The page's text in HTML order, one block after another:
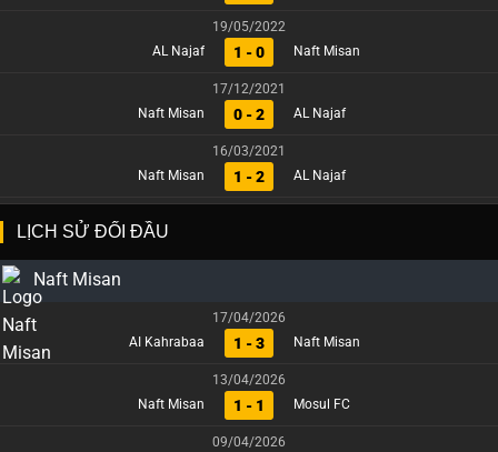
19/05/2022
AL Najaf
1 - 0 Naft Misan
17/12/2021
Naft Misan
0 - 2 AL Najaf
16/03/2021
Naft Misan
1 - 2 AL Najaf
LỊCH SỬ ĐỐI ĐẦU
Naft Misan
17/04/2026
AI Kahrabaa
1 - 3 Naft Misan
13/04/2026
Naft Misan
1 - 1 Mosul FC
09/04/2026